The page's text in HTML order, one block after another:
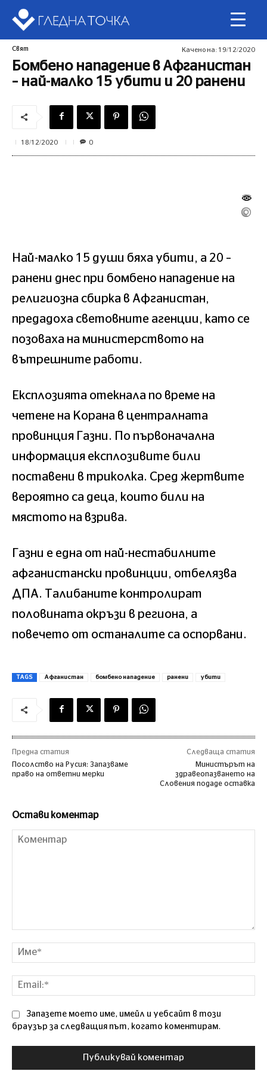
Свят Качено на: 19/12/2020
Бомбено нападение в Афганистан
– най-малко 15 убити и 20 ранени
18/12/2020 0
Най-малко 15 души бяха убити, а 20 –
ранени днес при бомбено нападение на
религиозна сбирка в Афганистан,
предадоха световните агенции, като се
позоваха на министерството на
вътрешните работи.
Експлозията отекнала по време на
четене на Корана в централната
провинция Газни. По първоначална
информация експлозивите били
поставени в триколка. Сред жертвите
вероятно са деца, които били на
мястото на взрива.
Газни е една от най-нестабилните
афганистански провинции, отбелязва
ДПА. Талибаните контролират
половината окръзи в региона, а
повечето от останалите са оспорвани.
TAGS Афганистан бомбено нападение ранени убити
Предна статия
Посолство на Русия: Запазваме
право на ответни мерки
Следваща статия
Министърът на
здравеопазването на
Словения подаде оставка
Остави коментар
Запазете моето име, имейл и уебсайт в този
браузър за следващия път, когато коментирам.